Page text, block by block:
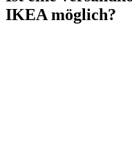
IKEA möglich?